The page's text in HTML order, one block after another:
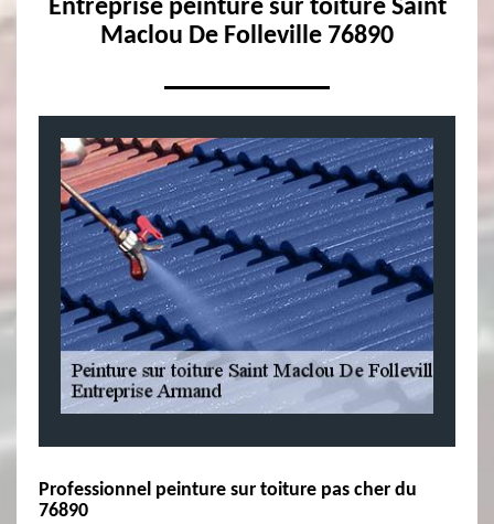
Entreprise peinture sur toiture Saint
Maclou De Folleville 76890
Professionnel peinture sur toiture pas cher du
76890